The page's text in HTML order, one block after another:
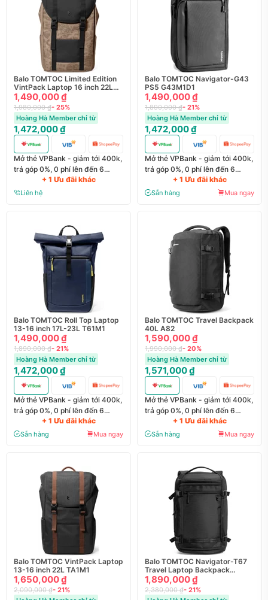
Balo TOMTOC Limited Edition
VintPack Laptop 16 inch 22L
TA1
1,490,000 ₫
1,980,000 ₫- 25%
Hoàng Hà Member chỉ từ
1,472,000 ₫
Mở thẻ VPBank - giảm tới 400k,
trả góp 0%, 0 phí lên đến 6
+ 1 Ưu đãi khác
Liên hệ
Balo TOMTOC Navigator-G43
PS5 G43M1D1
1,490,000 ₫
1,890,000 ₫- 21%
Hoàng Hà Member chỉ từ
1,472,000 ₫
Mở thẻ VPBank - giảm tới 400k,
trả góp 0%, 0 phí lên đến 6
+ 1 Ưu đãi khác
Sẵn hàng Mua ngay
Balo TOMTOC Roll Top Laptop
13-16 inch 17L-23L T61M1
1,490,000 ₫
1,890,000 ₫- 21%
Hoàng Hà Member chỉ từ
1,472,000 ₫
Mở thẻ VPBank - giảm tới 400k,
trả góp 0%, 0 phí lên đến 6
+ 1 Ưu đãi khác
Sẵn hàng Mua ngay
Balo TOMTOC Travel Backpack
40L A82
1,590,000 ₫
1,990,000 ₫- 20%
Hoàng Hà Member chỉ từ
1,571,000 ₫
Mở thẻ VPBank - giảm tới 400k,
trả góp 0%, 0 phí lên đến 6
+ 1 Ưu đãi khác
Sẵn hàng Mua ngay
Balo TOMTOC VintPack Laptop
13-16 inch 22L TA1M1
1,650,000 ₫
2,090,000 ₫- 21%
Balo TOMTOC Navigator-T67
Travel Laptop Backpack
T67M1D1
1,890,000 ₫
2,380,000 ₫- 21%